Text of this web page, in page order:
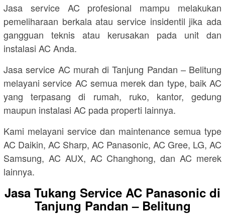
Jasa service AC profesional mampu melakukan
pemeliharaan berkala atau service insidentil jika ada
gangguan teknis atau kerusakan pada unit dan
instalasi AC Anda.
Jasa service AC murah di Tanjung Pandan – Belitung
melayani service AC semua merek dan type, baik AC
yang terpasang di rumah, ruko, kantor, gedung
maupun instalasi AC pada properti lainnya.
Kami melayani service dan maintenance semua type
AC Daikin, AC Sharp, AC Panasonic, AC Gree, LG, AC
Samsung, AC AUX, AC Changhong, dan AC merek
lainnya.
Jasa Tukang Service AC Panasonic di
Tanjung Pandan – Belitung